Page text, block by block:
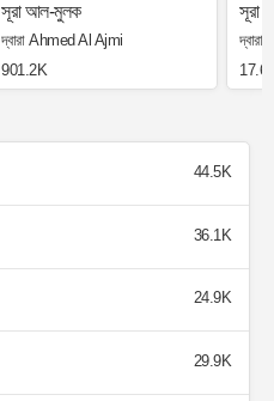
সূরা আল-মুলক
দ্বারা Ahmed Al Ajmi
901.2K
সূরা
44.5K
36.1K
24.9K
29.9K